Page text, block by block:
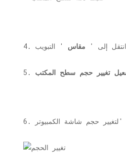
انتقل إلى ' مقاس
تغيير حجم سطح المكتب